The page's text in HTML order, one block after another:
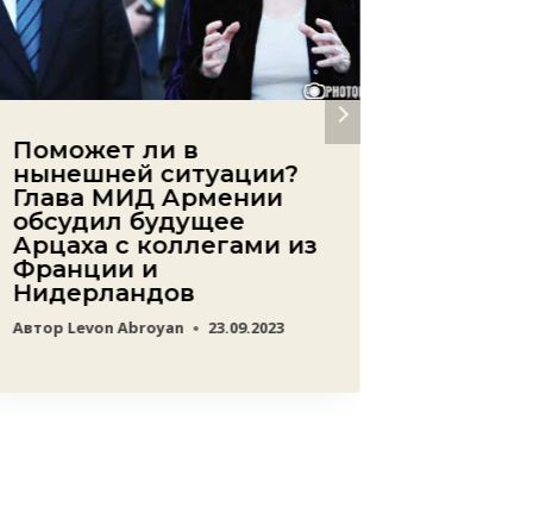
Поможет ли в
нынешней ситуации?
Глава МИД Армении
обсудил будущее
Арцаха с коллегами из
Франции и
Нидерландов
Автор Levon Abroyan 23.09.2023